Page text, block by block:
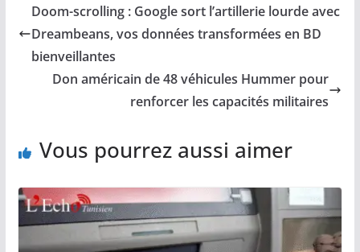
Doom-scrolling : Google sort l’artillerie lourde avec
Dreambeans, vos données transformées en BD
bienveillantes
Don américain de 48 véhicules Hummer pour
renforcer les capacités militaires
Vous pourrez aussi aimer